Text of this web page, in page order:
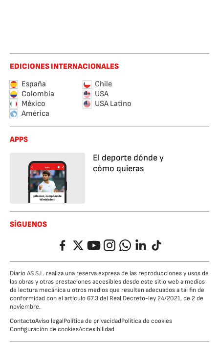
EDICIONES INTERNACIONALES
España
Chile
Colombia
USA
México
USA Latino
América
APPS
El deporte dónde y
cómo quieras
SÍGUENOS
FacebookTwitterYouTubeInstagramWhatsappLinkedIn
TikTok
Diario AS S.L. realiza una reserva expresa de las reproducciones y usos de
las obras y otras prestaciones accesibles desde este sitio web a medios
de lectura mecánica u otros medios que resulten adecuados a tal fin de
conformidad con el artículo 67.3 del Real Decreto-ley 24/2021, de 2 de
noviembre.
ContactoAviso legalPolítica de privacidadPolítica de cookies
Configuración de cookiesAccesibilidad